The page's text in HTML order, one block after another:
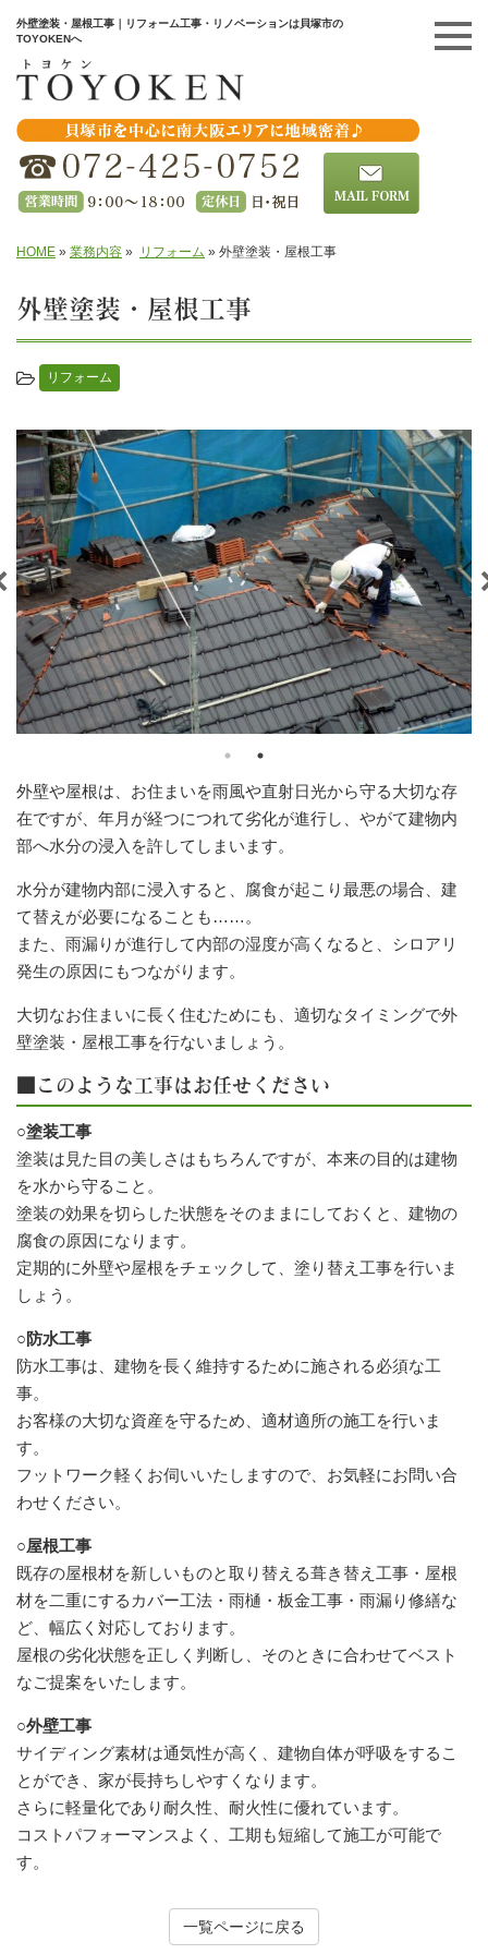
外壁塗装・屋根工事｜リフォーム工事・リノベーションは貝塚市の
TOYOKENへ
HOME » 業務内容 » リフォーム » 外壁塗装・屋根工事
外壁塗装・屋根工事
リフォーム
外壁や屋根は、お住まいを雨風や直射日光から守る大切な存
在ですが、年月が経つにつれて劣化が進行し、やがて建物内
部へ水分の浸入を許してしまいます。
水分が建物内部に浸入すると、腐食が起こり最悪の場合、建
て替えが必要になることも……。
また、雨漏りが進行して内部の湿度が高くなると、シロアリ
発生の原因にもつながります。
大切なお住まいに長く住むためにも、適切なタイミングで外
壁塗装・屋根工事を行ないましょう。
■このような工事はお任せください
○塗装工事
塗装は見た目の美しさはもちろんですが、本来の目的は建物
を水から守ること。
塗装の効果を切らした状態をそのままにしておくと、建物の
腐食の原因になります。
定期的に外壁や屋根をチェックして、塗り替え工事を行いま
しょう。
○防水工事
防水工事は、建物を長く維持するために施される必須な工
事。
お客様の大切な資産を守るため、適材適所の施工を行いま
す。
フットワーク軽くお伺いいたしますので、お気軽にお問い合
わせください。
○屋根工事
既存の屋根材を新しいものと取り替える葺き替え工事・屋根
材を二重にするカバー工法・雨樋・板金工事・雨漏り修繕な
ど、幅広く対応しております。
屋根の劣化状態を正しく判断し、そのときに合わせてベスト
なご提案をいたします。
○外壁工事
サイディング素材は通気性が高く、建物自体が呼吸をするこ
とができ、家が長持ちしやすくなります。
さらに軽量化であり耐久性、耐火性に優れています。
コストパフォーマンスよく、工期も短縮して施工が可能で
す。
一覧ページに戻る